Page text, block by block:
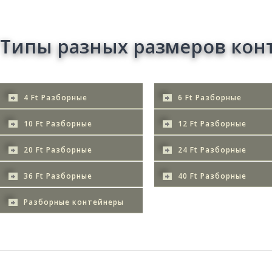
Типы разных размеров
4 Ft Разборные 6 Ft Разборные
10 Ft Разборные 12 Ft Разборные
20 Ft Разборные 24 Ft Разборные
36 Ft Разборные 40 Ft Разборные
Разборные контейнеры